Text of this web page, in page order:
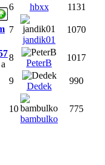
6
hbxx 1131
7
jandik01
1070
8
PeterB
1017
9
Dedek
990
10
bambulko
775